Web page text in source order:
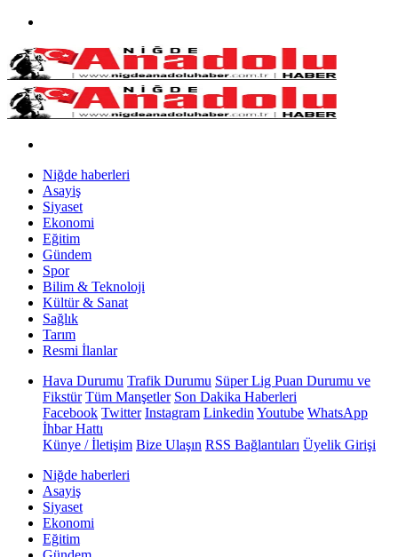
Niğde haberleri
Asayiş
Siyaset
Ekonomi
Eğitim
Gündem
Spor
Bilim & Teknoloji
Kültür & Sanat
Sağlık
Tarım
Resmi İlanlar
Hava Durumu Trafik Durumu Süper Lig Puan Durumu ve
Fikstür Tüm Manşetler Son Dakika Haberleri
Facebook Twitter Instagram Linkedin Youtube WhatsApp
İhbar Hattı
Künye / İletişim Bize Ulaşın RSS Bağlantıları Üyelik Girişi
Niğde haberleri
Asayiş
Siyaset
Ekonomi
Eğitim